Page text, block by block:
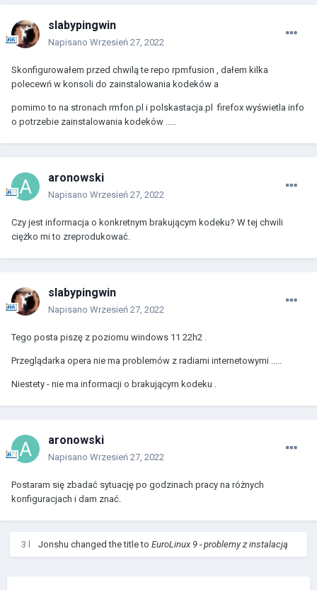
slabypingwin
Napisano Wrzesień 27, 2022
Skonfigurowałem przed chwilą te repo rpmfusion , dałem kilka
polecewń w konsoli do zainstalowania kodeków a
pomimo to na stronach rmfon.pl i polskastacja.pl firefox wyświetla info
o potrzebie zainstalowania kodeków .....
aronowski
Napisano Wrzesień 27, 2022
Czy jest informacja o konkretnym brakującym kodeku? W tej chwili
ciężko mi to zreprodukować.
slabypingwin
Napisano Wrzesień 27, 2022
Tego posta piszę z poziomu windows 11 22h2 .
Przeglądarka opera nie ma problemów z radiami internetowymi .....
Niestety - nie ma informacji o brakującym kodeku .
aronowski
Napisano Wrzesień 27, 2022
Postaram się zbadać sytuację po godzinach pracy na różnych
konfiguracjach i dam znać.
3 l Jonshu changed the title to EuroLinux 9 - problemy z instalacją